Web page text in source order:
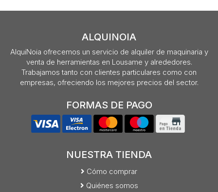
ALQUINOIA
AlquiNoia ofrecemos un servicio de alquiler de maquinaria y
venta de herramientas en Lousame y alrededores.
Trabajamos tanto con clientes particulares como con
empresas, ofreciendo los mejores precios del sector.
FORMAS DE PAGO
NUESTRA TIENDA
Cómo comprar
Quiénes somos